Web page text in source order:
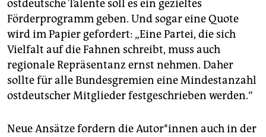
ostdeutsche Talente soll es ein gezieltes
Förderprogramm geben. Und sogar eine Quote
wird im Papier gefordert: „Eine Partei, die sich
Vielfalt auf die Fahnen schreibt, muss auch
regionale Repräsentanz ernst nehmen. Daher
sollte für alle Bundesgremien eine Mindestanzahl
ostdeutscher Mitglieder festgeschrieben werden.“
Neue Ansätze fordern die Au­to­r*in­nen auch in der